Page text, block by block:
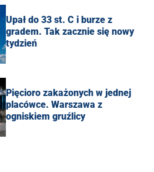
Upał do 33 st. C i burze z
gradem. Tak zacznie się nowy
tydzień
Pięcioro zakażonych w jednej
placówce. Warszawa z
ogniskiem gruźlicy